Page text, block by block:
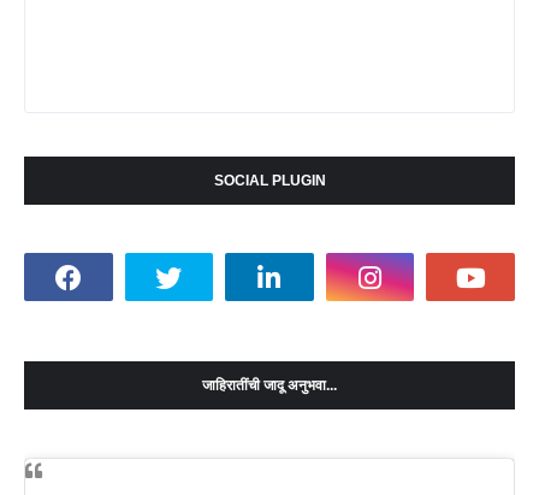
SOCIAL PLUGIN
जाहिरातींची जादू अनुभवा...